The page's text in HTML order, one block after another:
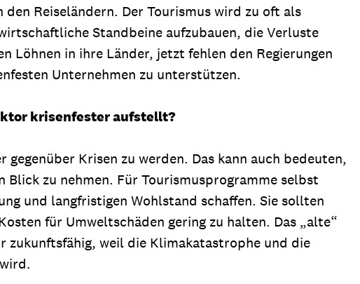
Reiseländern. Der Tourismus wird zu oft als
Standbeine aufzubauen, die Verluste
Löhnen in ihre Länder, jetzt fehlen den Regierungen
Unternehmen zu unterstützen.
krisenfester aufstellt?
Krisen zu werden. Das kann auch bedeuten,
zu nehmen. Für Tourismusprogramme selbst
und langfristigen Wohlstand schaffen. Sie sollten
für Umweltschäden gering zu halten. Das „alte“
zukunftsfähig, weil die Klimakatastrophe und die